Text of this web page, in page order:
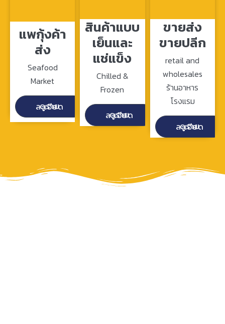
แพกุ้งค้า
ส่ง
Seafood
Market
ดูรายละเอียด
สินค้าแบบ
เย็นและ
แช่แข็ง
Chilled &
Frozen
ดูรายละเอียด
ขายส่ง
ขายปลีก
retail and
wholesales
ร้านอาหาร
โรงแรม
ดูรายละเอียด